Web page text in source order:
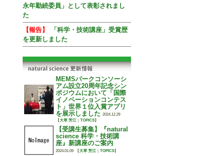
永年勤続委員」として表彰されまし
た
【報告】
「科学・技術講座」受賞歴
を更新しました
MEMSパークコンソーシ
アム設立20周年記念シン
ポジウムにおいて「国際
イノベーションコンテス
ト」世界１位入賞アプリ
を展示しました 2024.12.29
【大草 芳江 TOPICS】
【受講生募集】『natural
science 科学・技術講
座』新講座のご案内
2024.01.09 【大草 芳江 TOPICS】